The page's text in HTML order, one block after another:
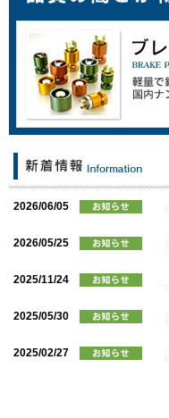
2026/06/05
2026/05/25
2025/11/24
2025/05/30
2025/02/27